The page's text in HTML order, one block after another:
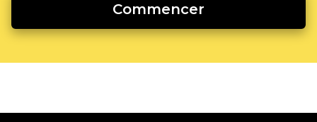
Commencer